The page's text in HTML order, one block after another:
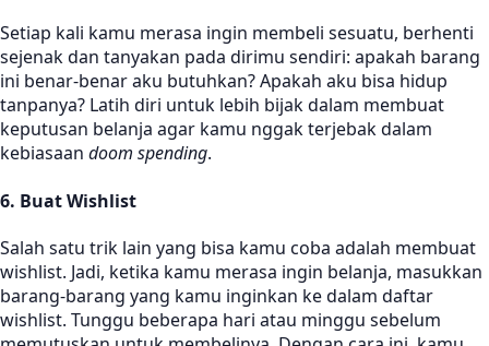
Setiap kali kamu merasa ingin membeli sesuatu, berhenti
sejenak dan tanyakan pada dirimu sendiri: apakah barang
ini benar-benar aku butuhkan? Apakah aku bisa hidup
tanpanya? Latih diri untuk lebih bijak dalam membuat
keputusan belanja agar kamu nggak terjebak dalam
kebiasaan doom spending.
6. Buat Wishlist
Salah satu trik lain yang bisa kamu coba adalah membuat
wishlist. Jadi, ketika kamu merasa ingin belanja, masukkan
barang-barang yang kamu inginkan ke dalam daftar
wishlist. Tunggu beberapa hari atau minggu sebelum